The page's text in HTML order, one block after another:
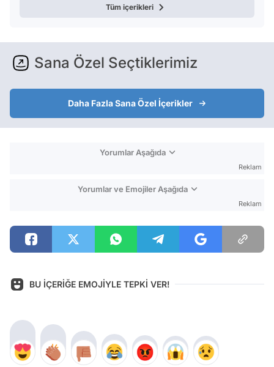
Tüm içerikleri
Sana Özel Seçtiklerimiz
Daha Fazla Sana Özel İçerikler
Yorumlar Aşağıda
Reklam
Yorumlar ve Emojiler Aşağıda
Reklam
BU İÇERİĞE EMOJİYLE TEPKİ VER!